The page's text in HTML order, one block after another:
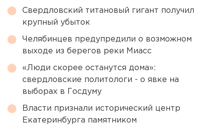
Свердловский титановый гигант получил
крупный убыток
Челябинцев предупредили о возможном
выходе из берегов реки Миасс
«Люди скорее останутся дома»:
свердловские политологи - о явке на
выборах в Госдуму
Власти признали исторический центр
Екатеринбурга памятником